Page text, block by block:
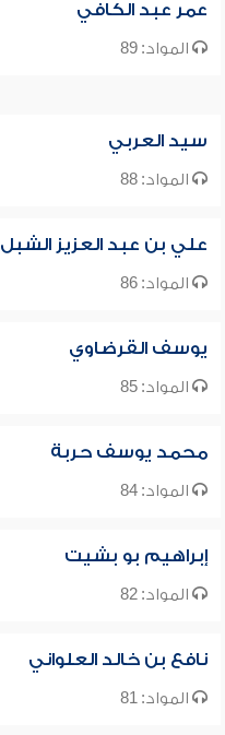
عمر عبد الكافي
المواد: 89
سيد العربي
المواد: 88
علي بن عبد العزيز الشبل
المواد: 86
يوسف القرضاوي
المواد: 85
محمد يوسف حربة
المواد: 84
إبراهيم بو بشيت
المواد: 82
نافع بن خالد العلواني
المواد: 81